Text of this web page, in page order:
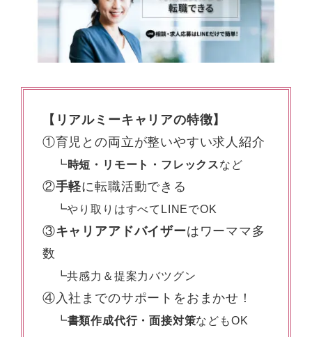
【リアルミーキャリアの特徴】
①育児との両立が整いやすい求人紹介
┗時短・リモート・フレックスなど
②手軽に転職活動できる
┗やり取りはすべてLINEでOK
③キャリアアドバイザーはワーママ多
数
┗共感力＆提案力バツグン
④入社までのサポートをおまかせ！
┗書類作成代行・面接対策などもOK